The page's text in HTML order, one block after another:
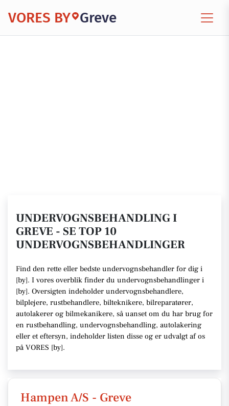
VORES BY Greve
UNDERVOGNSBEHANDLING I
GREVE - SE TOP 10
UNDERVOGNSBEHANDLINGER
Find den rette eller bedste undervognsbehandler for dig i
[by]. I vores overblik finder du undervognsbehandlinger i
[by]. Oversigten indeholder undervognsbehandlere,
bilplejere, rustbehandlere, bilteknikere, bilreparatører,
autolakerer og bilmekanikere, så uanset om du har brug for
en rustbehandling, undervognsbehandling, autolakering
eller et eftersyn, indeholder listen disse og er udvalgt af os
på VORES [by].
Hampen A/S - Greve